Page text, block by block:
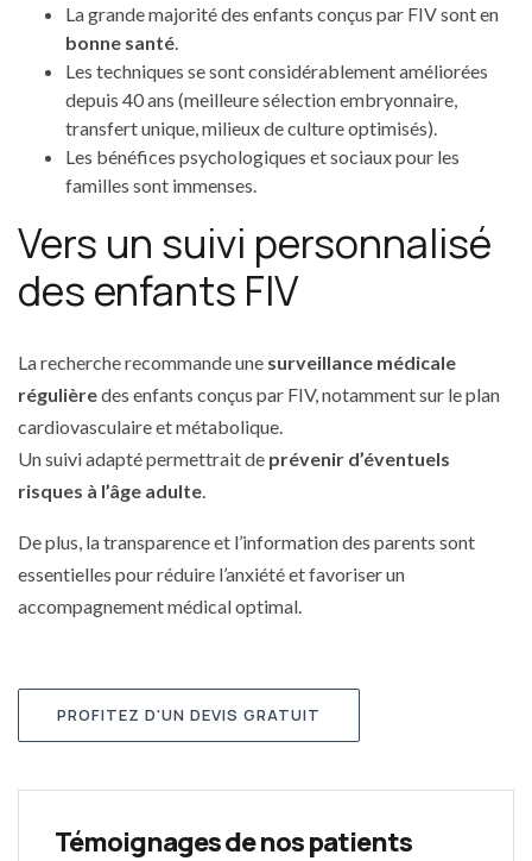
La grande majorité des enfants conçus par FIV sont en
bonne santé
Les techniques se sont considérablement améliorées
depuis 40 ans (meilleure sélection embryonnaire,
transfert unique, milieux de culture optimisés).
Les bénéfices psychologiques et sociaux pour les
familles sont immenses.
Vers un suivi personnalisé
des enfants FIV
La recherche recommande une surveillance médicale
régulièredes enfants conçus par FIV, notamment sur le plan
cardiovasculaire et métabolique.
Un suivi adapté permettrait de prévenir d’éventuels
risques à l’âge adulte
De plus, la transparence et l’information des parents sont
essentielles pour réduire l’anxiété et favoriser un
accompagnement médical optimal.
PROFITEZ D'UN DEVIS GRATUIT
Témoignages de nos patients